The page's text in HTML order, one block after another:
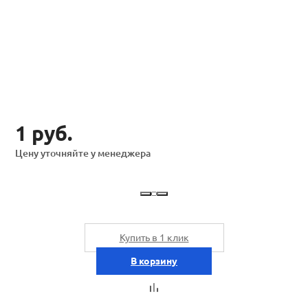
1 руб.
Цену уточняйте у менеджера
Купить в 1 клик
В корзину